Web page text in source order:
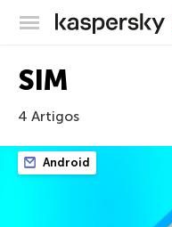
SIM
4 Artigos
Android